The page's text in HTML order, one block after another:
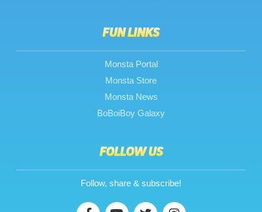
FUN LINKS
Monsta Portal
Monsta Store
Monsta News
BoBoiBoy Galaxy
FOLLOW US
Follow, share & subscribe!